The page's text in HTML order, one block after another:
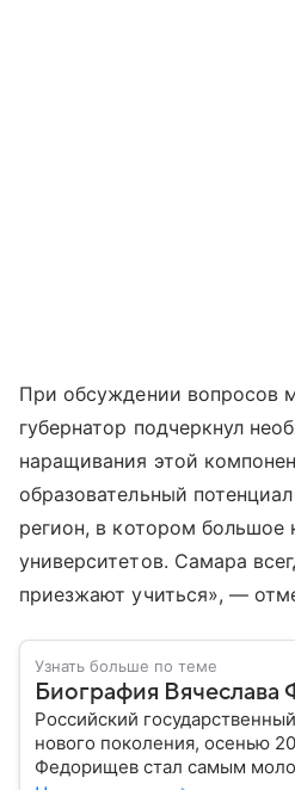
При обсуждении вопросов
губернатор подчеркнул
наращивания этой
образовательный
регион, в котором большое
университетов. Самара
приезжают учиться», —
Узнать больше по теме
Биография
Российский
нового поколения, осенью
Федорищев стал самым